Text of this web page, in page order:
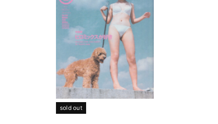
sold out